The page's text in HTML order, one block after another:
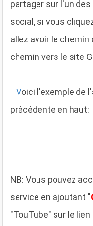
partager sur l'un
social, si vous
allez avoir le
chemin vers le site
Voici l'exemple de
précédente en haut:
NB: Vous pouvez
service en ajoutant "
"TouTube" sur le